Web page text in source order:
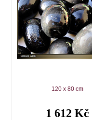
120 x 80 cm
1 612 Kč